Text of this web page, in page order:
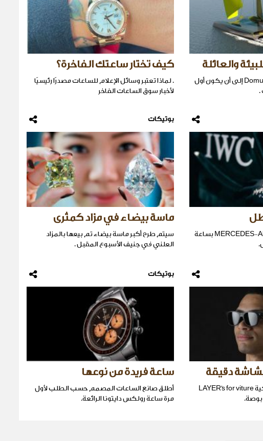
والعائلة
يطمح اليخت Domus Trimaran إلى أن يكون أول
.
كيف تختار ساعتك الفاخرة؟
. لماذا تعتبر وسائل الإعلام للساعات مصدرًا رئيسيًا
لأخبار سوق الساعات الفاخر
تحتفل IWC بفريق MERCEDES-AMG F1 بساعة
بوتيكات
ماسة بيضاء في مزاد كمثرى
سيتم طرح أكبر ماسة بيضاء تم بيعها بالمزاد
العلني في جنيف الأسبوع المقبل .
دقيقة
عرض نظام النظارات الذكية LAYER's for viture
بوتيكات
ساعة فريدة من نوعها
أطلق صانع الساعات المصمم حسب الطلب لأول
مرة ساعة رولكس دايتونا الرائعة.